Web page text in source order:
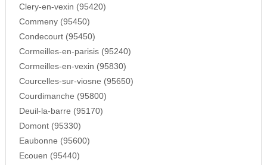
Clery-en-vexin (95420)
Commeny (95450)
Condecourt (95450)
Cormeilles-en-parisis (95240)
Cormeilles-en-vexin (95830)
Courcelles-sur-viosne (95650)
Courdimanche (95800)
Deuil-la-barre (95170)
Domont (95330)
Eaubonne (95600)
Ecouen (95440)